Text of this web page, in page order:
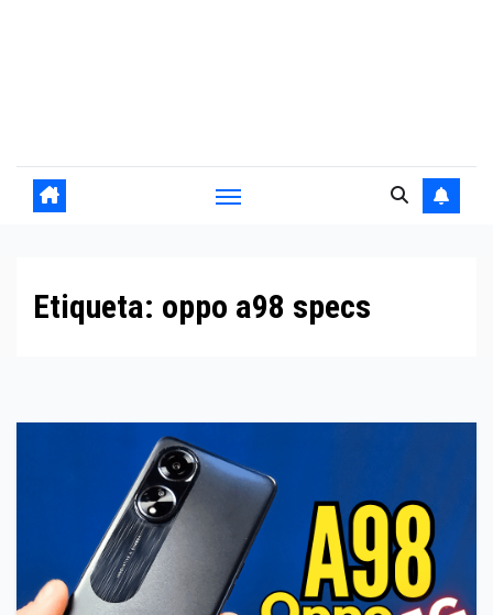
Etiqueta: oppo a98 specs